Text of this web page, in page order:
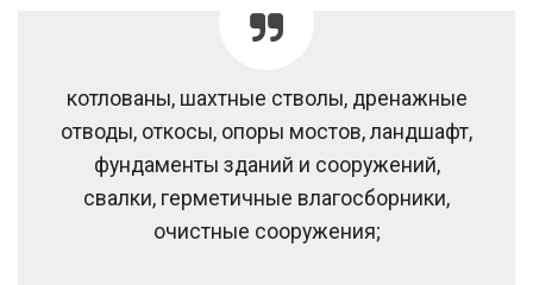
котлованы, шахтные стволы, дренажные
отводы, откосы, опоры мостов, ландшафт,
фундаменты зданий и сооружений,
свалки, герметичные влагосборники,
очистные сооружения;